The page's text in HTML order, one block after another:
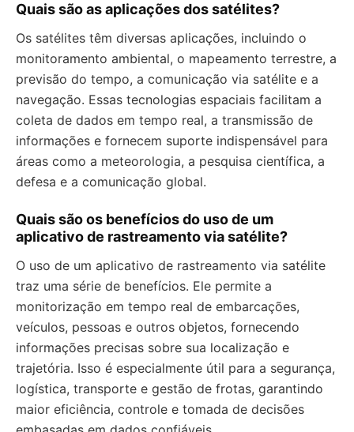
Quais são as aplicações dos satélites?
Os satélites têm diversas aplicações, incluindo o
monitoramento ambiental, o mapeamento terrestre, a
previsão do tempo, a comunicação via satélite e a
navegação. Essas tecnologias espaciais facilitam a
coleta de dados em tempo real, a transmissão de
informações e fornecem suporte indispensável para
áreas como a meteorologia, a pesquisa científica, a
defesa e a comunicação global.
Quais são os benefícios do uso de um
aplicativo de rastreamento via satélite?
O uso de um aplicativo de rastreamento via satélite
traz uma série de benefícios. Ele permite a
monitorização em tempo real de embarcações,
veículos, pessoas e outros objetos, fornecendo
informações precisas sobre sua localização e
trajetória. Isso é especialmente útil para a segurança,
logística, transporte e gestão de frotas, garantindo
maior eficiência, controle e tomada de decisões